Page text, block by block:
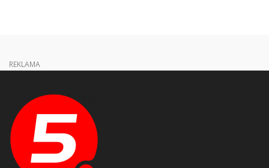
REKLAMA